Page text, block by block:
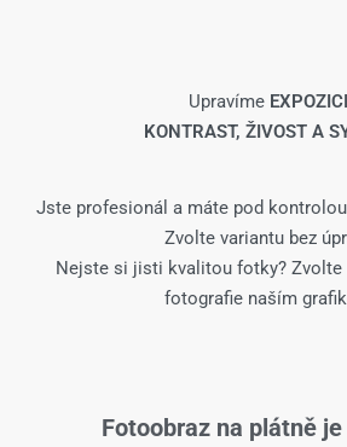
Upravíme
KONTRAST, ŽIVOST A
Jste profesionál a máte pod
Zvolte variantu bez
Nejste si jisti kvalitou fotky? Zvolte
fotografie naším
Fotoobraz na plátně